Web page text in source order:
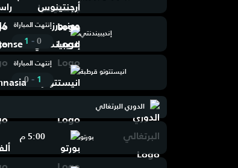
إنديبيندنتي
إنتهت المباراة
0
-
1
انيستتوتو قرطبة
إنتهت المباراة
1
-
0
الدوري البرتغالي
بورتو 5:00 م